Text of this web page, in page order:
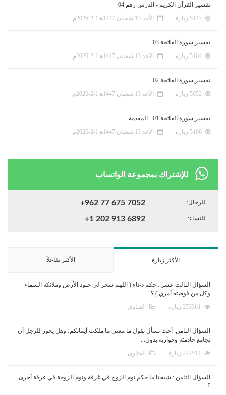
تفسير القرآن الكريم - الدرس رقم 04
الأحد 13 شعبان 1447ﻫ 1-2-2026م
تفسير سورة الفاتحة 03
الأحد 13 شعبان 1447ﻫ 1-2-2026م
تفسير سورة الفاتحة 02
الأحد 13 شعبان 1447ﻫ 1-2-2026م
تفسير سورة الفاتحة 01 - المقدمة
الأحد 13 شعبان 1447ﻫ 1-2-2026م
للإشتراك بمجموعة الواتساب
للرجال: +962 77 675 7052
للنساء: +1 202 913 6892
الأكثر زيارة الأكثر تفاعلاً
السؤال الثالث عشر : حكم دعاء ( اللهم سخر لي جنود الأرض وملائكة السماء
وكل من فوضته أمري ) ؟
الفتاوى
السؤال الثامن: أخت تسأل تقول ما معنى ما ملكت أيمانكم، وهل يجوز للرجل أن
يجامع خادمته وجواريه بدون...
الفتاوى
السؤال الثامن : شيخنا ما حكم نوم الزوج في غرفة ونوم الزوجة في غرفة أخرى
؟